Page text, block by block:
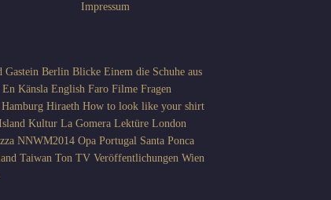
Impressum
Gastein Berlin Blicke Einem die Schuhe aus
En Känsla English Faro Filme Fragen
Hamburg Hiraeth How to look like your shirt
Kultur La Gomera Lektüre London
NNWM2014 Opa Portugal Santa Ponca
Taiwan Ton TV Veröffentlichungen Wien